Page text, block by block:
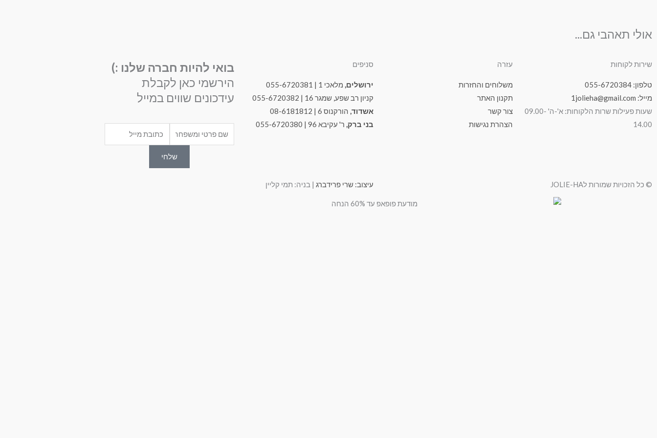
אולי תאהבי גם...
שירות לקוחות
טלפון: 055-6720384
מייל: 1jolieha@gmail.com
שעות פעילות שרות הלקוחות: א'-ה' 09.00-
14.00
עזרה
משלוחים והחזרות
תקנון האתר
צור קשר
הצהרת נגישות
סניפים
ירושלים, מלאכי 1 | 055-6720381
קניון רב שפע, שמגר 16 | 055-6720382
אשדוד, הורקנוס 6 | 08-6181812
בני ברק, ר' עקיבא 96 | 055-6720380
בואי להיות חברה שלנו :)
הירשמי כאן לקבלת
עידכונים שווים במייל
שלחי
© כל הזכויות שמורות לJOLIE-HA עיצוב: שרי פרידברג | בניה: תמי קליין